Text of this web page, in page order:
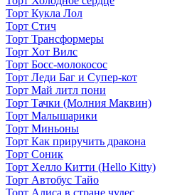
Торт Кукла Лол
Торт Стич
Торт Трансформеры
Торт Хот Вилс
Торт Босс-молокосос
Торт Леди Баг и Супер-кот
Торт Май литл пони
Торт Тачки (Молния Маквин)
Торт Малышарики
Торт Миньоны
Торт Как приручить дракона
Торт Соник
Торт Хелло Китти (Hello Kitty)
Торт Автобус Тайо
Торт Алиса в стране чудес